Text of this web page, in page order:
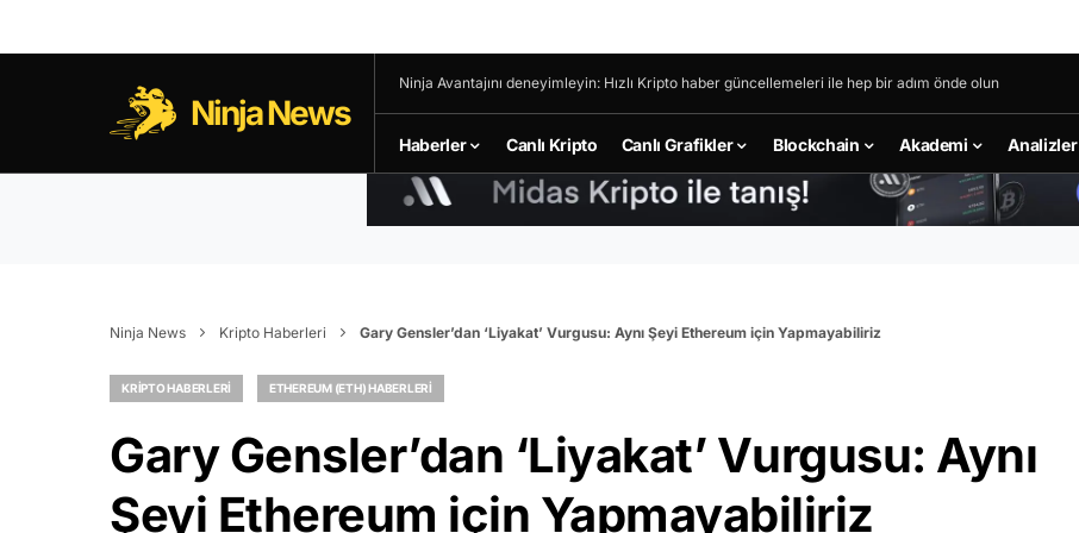
Ninja News
Ninja Avantajını deneyimleyin: Hızlı Kripto haber güncellemeleri ile hep bir adım önde olun
Haberler Canlı Kripto Canlı Grafikler Blockchain Akademi Analizler
Ninja News Kripto Haberleri Gary Gensler’dan ‘Liyakat’ Vurgusu: Aynı Şeyi Ethereum için Yapmayabiliriz
KRIPTO HABERLERI ETHEREUM (ETH) HABERLERI
Gary Gensler’dan ‘Liyakat’ Vurgusu: Aynı
Şeyi Ethereum için Yapmayabiliriz